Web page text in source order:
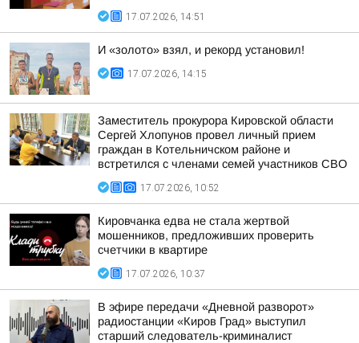
17.07.2026, 14:51
И «золото» взял, и рекорд установил!
17.07.2026, 14:15
Заместитель прокурора Кировской области
Сергей Хлопунов провел личный прием
граждан в Котельничском районе и
встретился с членами семей участников СВО
17.07.2026, 10:52
Кировчанка едва не стала жертвой
мошенников, предложивших проверить
счетчики в квартире
17.07.2026, 10:37
В эфире передачи «Дневной разворот»
радиостанции «Киров Град» выступил
старший следователь-криминалист